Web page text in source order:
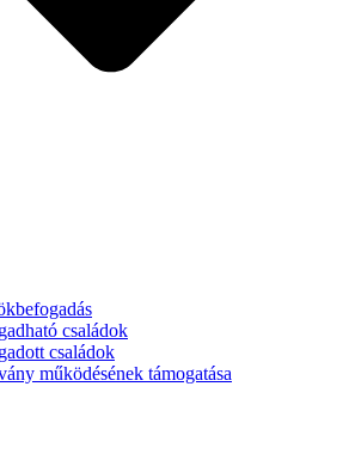
családok
családok
működésének támogatása